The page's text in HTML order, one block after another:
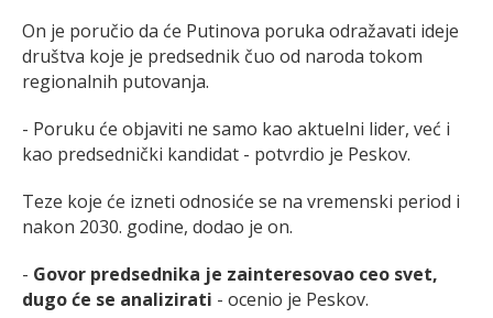
On je poručio da će Putinova poruka odražavati ideje
društva koje je predsednik čuo od naroda tokom
regionalnih putovanja.
- Poruku će objaviti ne samo kao aktuelni lider, već i
kao predsednički kandidat - potvrdio je Peskov.
Teze koje će izneti odnosiće se na vremenski period i
nakon 2030. godine, dodao je on.
- Govor predsednika je zainteresovao ceo svet,
dugo će se analizirati - ocenio je Peskov.